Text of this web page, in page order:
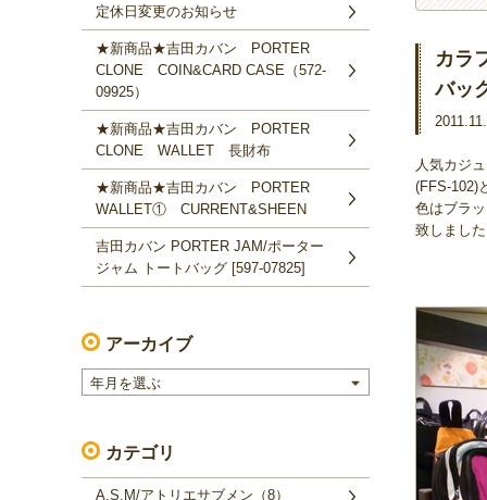
定休日変更のお知らせ
★新商品★吉田カバン PORTER
CLONE COIN&CARD CASE（572‐
09925）
★新商品★吉田カバン PORTER
CLONE WALLET 長財布
★新商品★吉田カバン PORTER
WALLET① CURRENT&SHEEN
吉田カバン PORTER JAM/ポーター
ジャム トートバッグ [597-07825]
アーカイブ
年月を選ぶ
カテゴリ
A.S.M/アトリエサブメン（8）
カラ
バッ
人気カジ
(FFS-102)
色はブラ
致しまし